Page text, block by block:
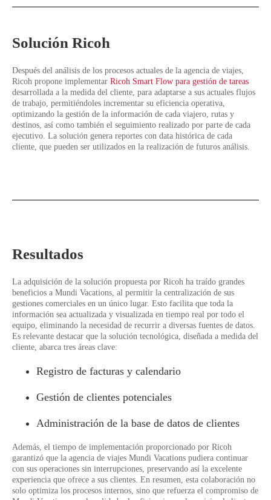
Solución Ricoh
Después del análisis de los procesos actuales de la agencia de viajes,
Ricoh propone implementar Ricoh Smart Flow para gestión de tareas
desarrollada a la medida del cliente, para adaptarse a sus actuales flujos
de trabajo, permitiéndoles incrementar su eficiencia operativa,
optimizando la gestión de la información de cada viajero, rutas y
destinos, así como también el seguimiento realizado por parte de cada
ejecutivo. La solución genera reportes con data histórica de cada
cliente, que pueden ser utilizados en la realización de futuros análisis.
Resultados
La adquisición de la solución propuesta por Ricoh ha traído grandes
beneficios a Mundi Vacations, al permitir la centralización de sus
gestiones comerciales en un único lugar. Esto facilita que toda la
información sea actualizada y visualizada en tiempo real por todo el
equipo, eliminando la necesidad de recurrir a diversas fuentes de datos.
Es relevante destacar que la solución tecnológica, diseñada a medida del
cliente, abarca tres áreas clave:
Registro de facturas y calendario
Gestión de clientes potenciales
Administración de la base de datos de clientes
Además, el tiempo de implementación proporcionado por Ricoh
garantizó que la agencia de viajes Mundi Vacations pudiera continuar
con sus operaciones sin interrupciones, preservando así la excelente
experiencia que ofrece a sus clientes. En resumen, esta colaboración no
solo optimiza los procesos internos, sino que refuerza el compromiso de